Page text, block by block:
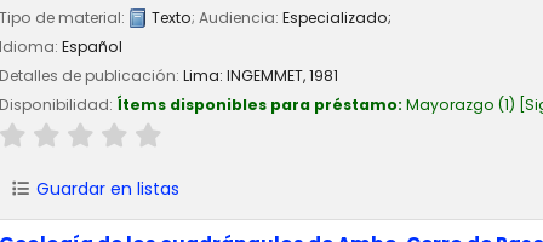
Tipo de material:
Texto; Audiencia: Especializado;
Idioma: Español
Detalles de publicación: Lima: INGEMMET,1981
Disponibilidad: Ítems disponibles para préstamo: Mayorazgo (1)
Guardar en listas